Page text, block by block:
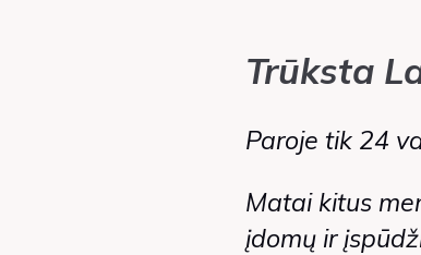
Trūksta
Paroje tik 24
Matai kitus
įdomų ir